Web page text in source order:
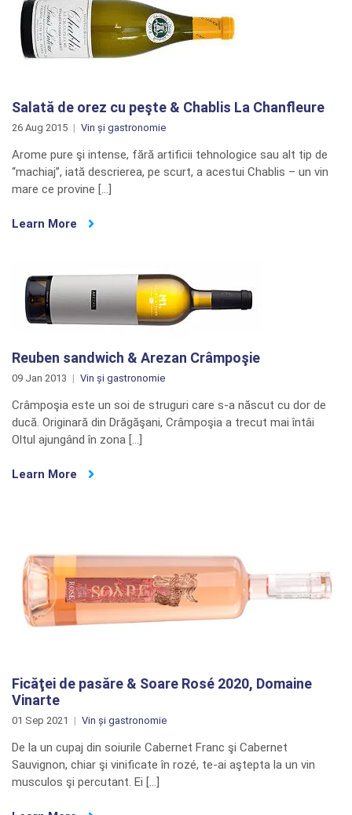
Salată de orez cu peşte & Chablis La Chanfleure
26 Aug 2015 Vin și gastronomie
Arome pure şi intense, fără artificii tehnologice sau alt tip de
“machiaj”, iată descrierea, pe scurt, a acestui Chablis – un vin
mare ce provine […]
Learn More
Reuben sandwich & Arezan Crâmpoşie
09 Jan 2013 Vin și gastronomie
Crâmpoşia este un soi de struguri care s-a născut cu dor de
ducă. Originară din Drăgăşani, Crâmpoşia a trecut mai întâi
Oltul ajungând în zona […]
Learn More
Ficăţei de pasăre & Soare Rosé 2020, Domaine
Vinarte
01 Sep 2021 Vin și gastronomie
De la un cupaj din soiurile Cabernet Franc şi Cabernet
Sauvignon, chiar şi vinificate în rozé, te-ai aştepta la un vin
musculos şi percutant. Ei […]